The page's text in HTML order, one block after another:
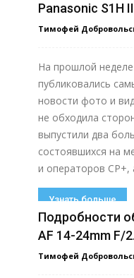
Panasonic S1H II
Тимофей
На прошлой
публиковались
новости фото и
не обходила
выпустили два
состоявшихся на
и операторов CP+,
Узнать больше
Подробности
AF 14-24mm F/
Тимофей